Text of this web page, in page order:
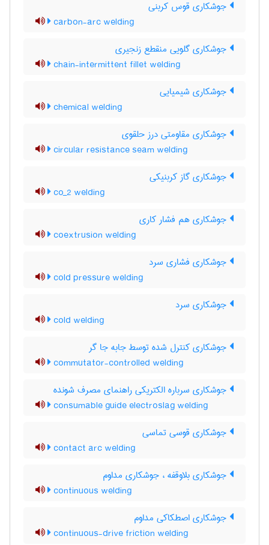
جوشکاری قوس کربنی
carbon-arc welding
جوشکاری گلویی منقطع زنجیری
chain-intermittent fillet welding
جوشکاری شیمیایی
chemical welding
جوشکاری مقاومتی درز حلقوی
circular resistance seam welding
جوشکاری گاز کربنیکی
co_2 welding
جوشکاری هم فشار کاری
coextrusion welding
جوشکاری فشاری سرد
cold pressure welding
جوشکاری سرد
cold welding
جوشکاری کنترل شده توسط جابه جا گر
commutator-controlled welding
جوشکاری سرباره الکتریکی راهنمای مصرف شونده
consumable guide electroslag welding
جوشکاری قوسی تماسی
contact arc welding
جوشکاری بلاوقفه ، جوشکاری مداوم
continuous welding
جوشکاری اصطکاکی مداوم
continuous-drive friction welding